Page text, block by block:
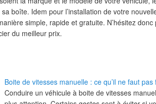
boîte. Idem pour l’installation de votre
simple, rapide et gratuite. N’hésitez
du meilleur prix.
Boite de vitesses manuelle : ce qu’il ne faut pas
Conduire un véhicule à boite de vitesses